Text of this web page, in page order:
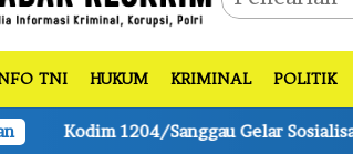
TNI HUKUM KRIMINAL POLITIK
Sosialisasi Pencegahan HIV/AIDS dan